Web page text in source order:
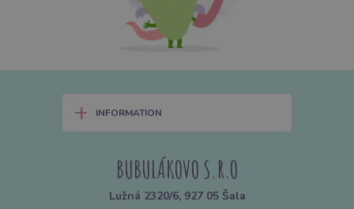
+ INFORMATION
BUBULÁKOVO S.R.O
Lužná 2320/6, 927 05 Šala